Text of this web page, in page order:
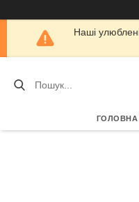
Наші
ГОЛОВНА